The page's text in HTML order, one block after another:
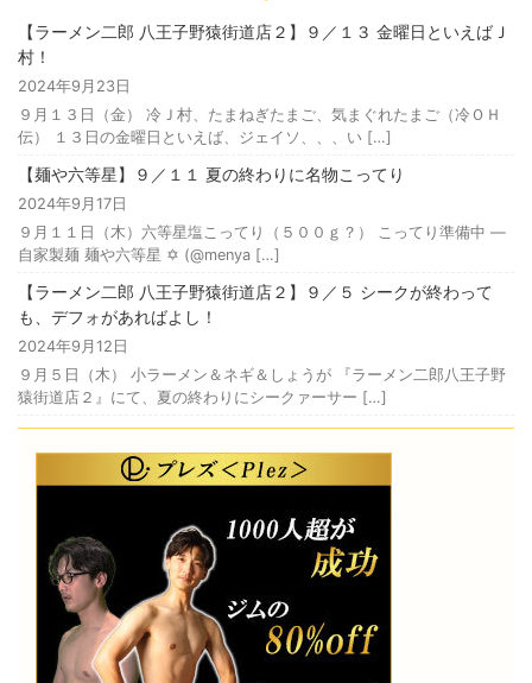
【ラーメン二郎 八王子野猿街道店２】９／１３ 金曜日といえばＪ
村！
2024年9月23日
９月１３日（金） 冷Ｊ村、たまねぎたまご、気まぐれたまご（冷ＯＨ
伝） １３日の金曜日といえば、ジェイソ、、、い […]
【麺や六等星】９／１１ 夏の終わりに名物こってり
2024年9月17日
９月１１日（木）六等星塩こってり（５００ｇ？） こってり準備中 —
自家製麺 麺や六等星 ✡️ (@menya […]
【ラーメン二郎 八王子野猿街道店２】９／５ シークが終わって
も、デフォがあればよし！
2024年9月12日
９月５日（木） 小ラーメン＆ネギ＆しょうが 『ラーメン二郎八王子野
猿街道店２』にて、夏の終わりにシークァーサー […]